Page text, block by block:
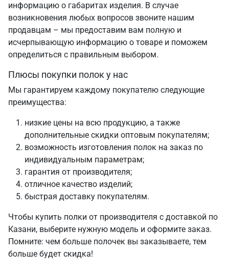
информацию о габаритах изделия. В случае
возникновения любых вопросов звоните нашим
продавцам – мы предоставим вам полную и
исчерпывающую информацию о товаре и поможем
определиться с правильным выбором.
Плюсы покупки полок у нас
Мы гарантируем каждому покупателю следующие
преимущества:
низкие цены на всю продукцию, а также
дополнительные скидки оптовым покупателям;
возможность изготовления полок на заказ по
индивидуальным параметрам;
гарантия от производителя;
отличное качество изделий;
быстрая доставку покупателям.
Чтобы купить полки от производителя с доставкой по
Казани, выберите нужную модель и оформите заказ.
Помните: чем больше полочек вы заказываете, тем
больше будет скидка!